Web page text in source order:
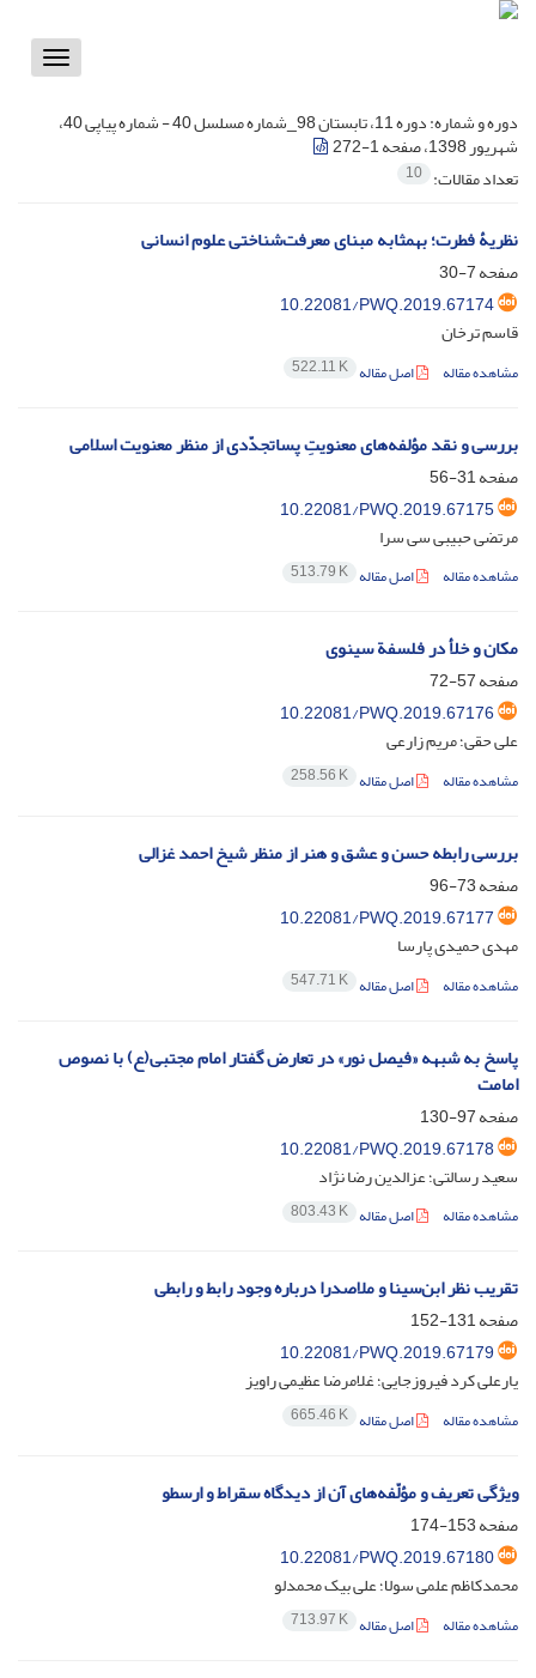
Toggle
دوره و شماره:
دوره 11، تابستان 98_شماره مسلسل 40 - شماره پیاپی 40،
شهریور 1398، صفحه 1-272
تعداد مقالات: 10
نظریۀ فطرت؛ به‏مثابه مبنای معرفت‌شناختی علوم انسانی
صفحه7-30
10.22081/PWQ.2019.67174
قاسم ترخان
مشاهده مقاله اصل مقاله 522.11 K
بررسی و نقد مؤلفه‌های معنویتِ پسا‌تجدّدی از منظر معنویت اسلامی
صفحه31-56
10.22081/PWQ.2019.67175
مرتضی حبیبی سی سرا
مشاهده مقاله اصل مقاله 513.79 K
مکان و خلأ در فلسفة سینوی
صفحه57-72
10.22081/PWQ.2019.67176
علی حقی؛ مریم زارعی
مشاهده مقاله اصل مقاله 258.56 K
بررسی رابطه حسن و عشق و هنر از منظر شیخ احمد غزالی
صفحه73-96
10.22081/PWQ.2019.67177
مهدی حمیدی پارسا
مشاهده مقاله اصل مقاله 547.71 K
پاسخ به شبهه «فیصل نور» در تعارض گفتار امام مجتبی(ع) با نصوص
امامت
صفحه97-130
10.22081/PWQ.2019.67178
سعید رسالتی؛ عزالدین رضا نژاد
مشاهده مقاله اصل مقاله 803.43 K
تقریب نظر ابن‌سینا و ملاصدرا درباره وجود رابط و رابطی
صفحه131-152
10.22081/PWQ.2019.67179
یارعلی کرد فیروزجایی؛ غلامرضا عظیمی راویز
مشاهده مقاله اصل مقاله 665.46 K
ویژگی تعریف و مؤلّفه‌های آن از دیدگاه سقراط و ارسطو
صفحه153-174
10.22081/PWQ.2019.67180
محمدکاظم علمی سولا؛ علی بیک محمدلو
مشاهده مقاله اصل مقاله 713.97 K